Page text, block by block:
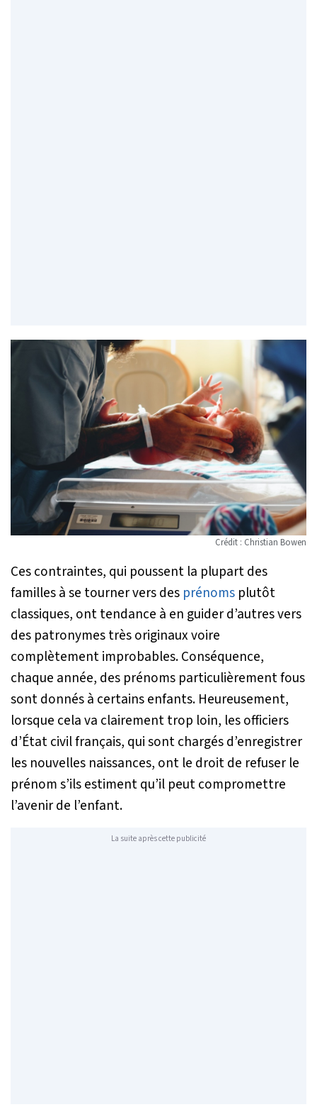
Crédit : Christian Bowen
Ces contraintes, qui poussent la plupart des
familles à se tourner vers des prénoms plutôt
classiques, ont tendance à en guider d’autres vers
des patronymes très originaux voire
complètement improbables. Conséquence,
chaque année, des prénoms particulièrement fous
sont donnés à certains enfants. Heureusement,
lorsque cela va clairement trop loin, les officiers
d’État civil français, qui sont chargés d’enregistrer
les nouvelles naissances, ont le droit de refuser le
prénom s’ils estiment qu’il peut compromettre
l’avenir de l’enfant.
La suite après cette publicité